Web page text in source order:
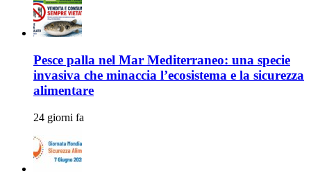
Pesce palla nel Mar Mediterraneo: una specie
invasiva che minaccia l’ecosistema e la sicurezza
alimentare
24 giorni fa